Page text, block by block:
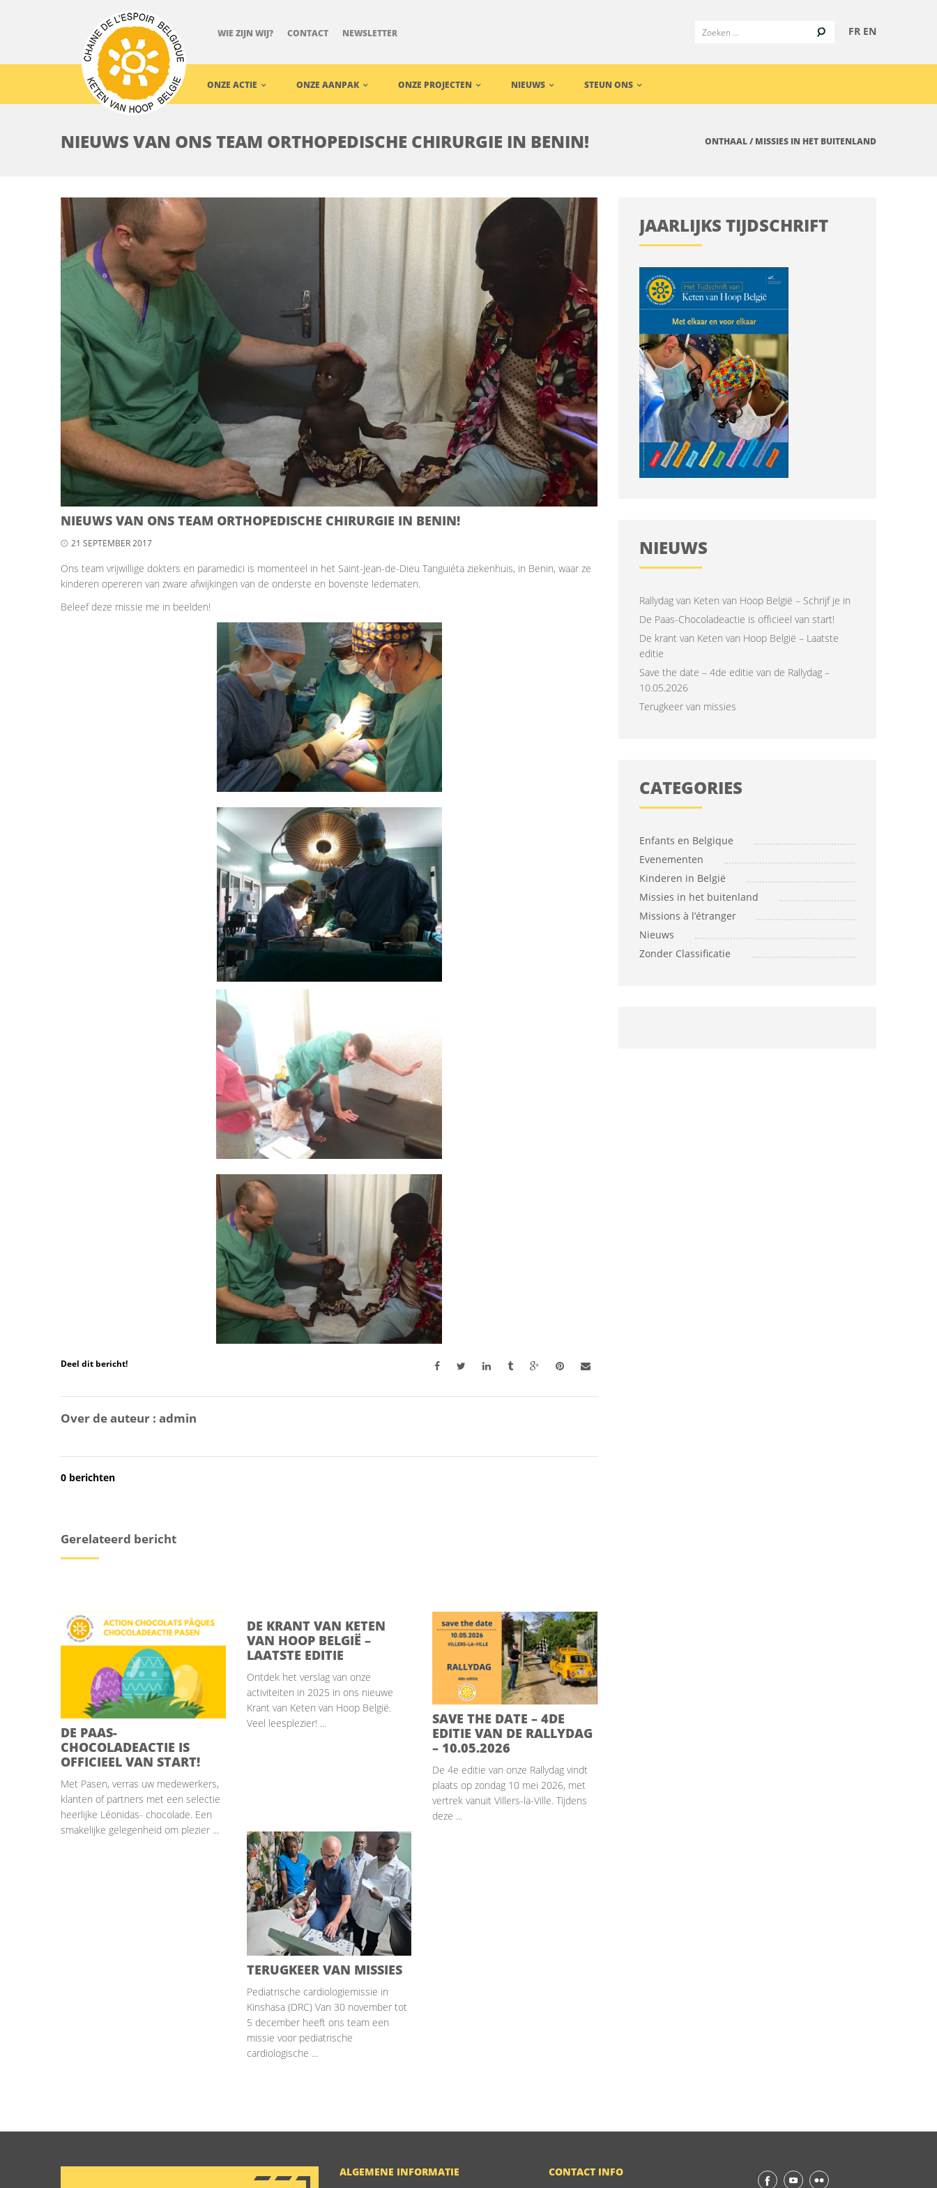
WIE ZIJN WIJ? CONTACT NEWSLETTER FR EN
ONZE ACTIE ONZE AANPAK ONZE PROJECTEN NIEUWS STEUN ONS
ONTHAAL/ MISSIES IN HET BUITENLAND
NIEUWS VAN ONS TEAM ORTHOPEDISCHE CHIRURGIE IN BENIN!
NIEUWS VAN ONS TEAM ORTHOPEDISCHE CHIRURGIE IN BENIN!
21 SEPTEMBER 2017
Ons team vrijwillige dokters en paramedici is momenteel in het Saint-Jean-de-Dieu Tanguiéta ziekenhuis, in Benin, waar ze
kinderen opereren van zware afwijkingen van de onderste en bovenste ledematen.
Beleef deze missie me in beelden!
Deel dit bericht!
Over de auteur : admin
0 berichten
Gerelateerd bericht
DE PAAS-
CHOCOLADEACTIE IS
OFFICIEEL VAN START!
Met Pasen, verras uw medewerkers,
klanten of partners met een selectie
heerlijke Léonidas- chocolade. Een
smakelijke gelegenheid om plezier ...
DE KRANT VAN KETEN
VAN HOOP BELGIË –
LAATSTE EDITIE
Ontdek het verslag van onze
activiteiten in 2025 in ons nieuwe
Krant van Keten van Hoop België.
Veel leesplezier! ...
SAVE THE DATE – 4DE
EDITIE VAN DE RALLYDAG
– 10.05.2026
De 4e editie van onze Rallydag vindt
plaats op zondag 10 mei 2026, met
vertrek vanuit Villers-la-Ville. Tijdens
deze ...
TERUGKEER VAN MISSIES
Pediatrische cardiologiemissie in
Kinshasa (DRC) Van 30 november tot
5 december heeft ons team een
missie voor pediatrische
cardiologische ...
JAARLIJKS TIJDSCHRIFT
NIEUWS
Rallydag van Keten van Hoop België – Schrijf je in
De Paas-Chocoladeactie is officieel van start!
De krant van Keten van Hoop België – Laatste
editie
Save the date – 4de editie van de Rallydag –
10.05.2026
Terugkeer van missies
CATEGORIES
Enfants en Belgique
Evenementen
Kinderen in België
Missies in het buitenland
Missions à l’étranger
Nieuws
Zonder Classificatie
ALGEMENE INFORMATIE CONTACT INFO